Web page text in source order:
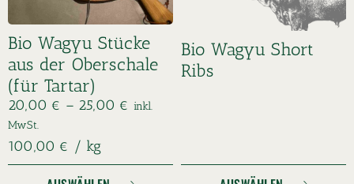
Bio Wagyu Stücke
aus der Oberschale
(für Tartar)
20,00 € – 25,00 € inkl.
MwSt.
100,00 € / kg
Bio Wagyu Short
Ribs